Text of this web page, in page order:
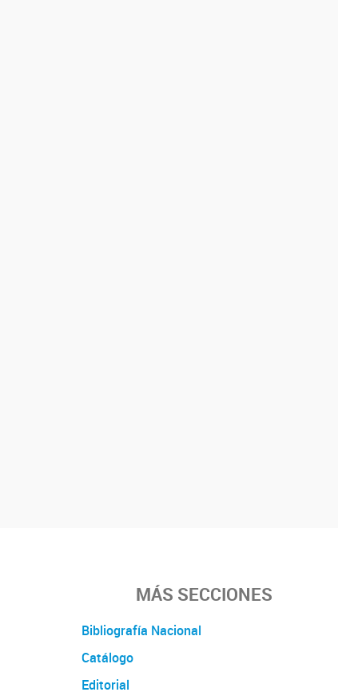
MÁS SECCIONES
Bibliografía Nacional
Catálogo
Editorial